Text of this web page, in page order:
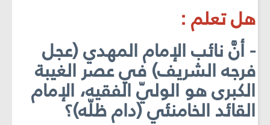
هل تعلم :
- أنَّ نائب الإمام المهدي (عجل
فرجه الشريف) في عصر الغيبة
الكبرى هو الوليّ الفقيه، الإمام
القائد الخامنئي (دام ظلّه)؟